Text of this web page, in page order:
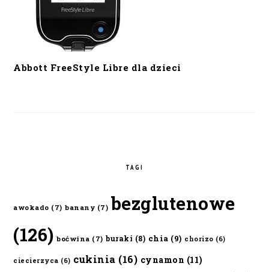
Abbott FreeStyle Libre dla dzieci
TAGI
awokado (7) banany (7) bezglutenowe
(126) boćwina (7) buraki (8) chia (9) chorizo (6)
ciecierzyca (6) cukinia (16) cynamon (11)